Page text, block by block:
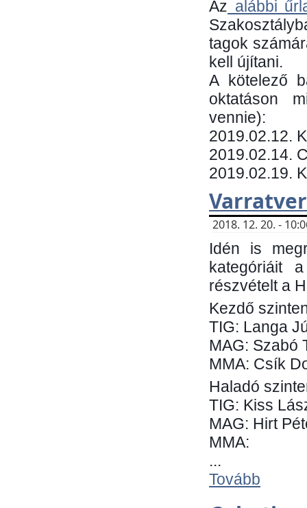
Az alábbi
tagok
kell újítani.
​A kötelező
oktatáson
vennie):
​2019.02.12.
2019.02.14.
2019.02.19.
2018. 12. 20. -
Idén is
kategóriáit
részvételt a
Kezdő
TIG: Langa
MAG: Szabó
MMA: Csík
Haladó
TIG: Kiss
MAG: Hirt
MMA:
...
Tovább